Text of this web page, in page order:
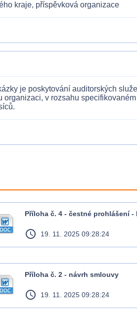
kraje, příspěvková organizace
je poskytování auditorských
organizaci, v rozsahu
Příloha č. 4 - čestné prohlášení
access_time 19. 11. 2025 09:28:24
Příloha č. 2 - návrh smlouvy
access_time 19. 11. 2025 09:28:24